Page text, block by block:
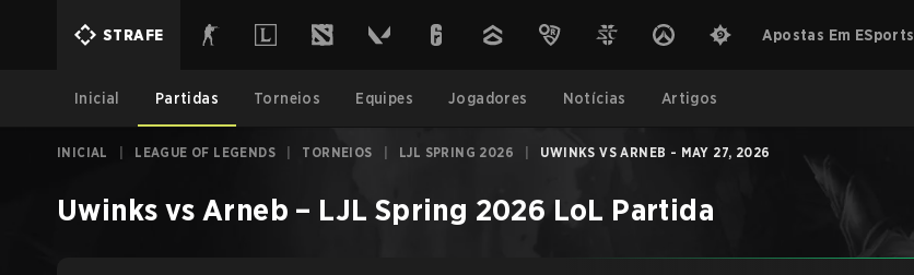
STRAFE Apostas Em ESports
Inicial Partidas Torneios Equipes Jogadores Notícias Artigos
INICIAL LEAGUE OF LEGENDS TORNEIOS LJL SPRING 2026 UWINKS VS ARNEB - MAY 27, 2026
Uwinks vs Arneb – LJL Spring 2026 LoL Partida